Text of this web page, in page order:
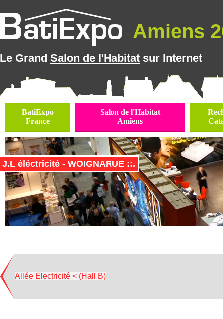
Amiens
Le Grand Salon de l'Habitat sur Internet
BatiExpo
France
Salon de l'Habitat
Amiens
J.L éléctricité - WOIGNARUE ::.
Allée Electricité < (Hall B)